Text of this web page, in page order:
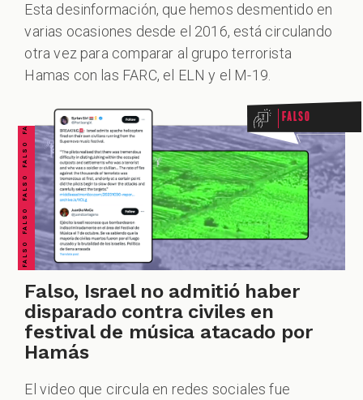
Esta desinformación, que hemos desmentido en
varias ocasiones desde el 2016, está circulando
otra vez para comparar al grupo terrorista
Hamas con las FARC, el ELN y el M-19.
FALSO FALSO FALSO FALSO FALSO FALSO FALSO Falso
Falso, Israel no admitió haber
disparado contra civiles en
festival de música atacado por
Hamás
El video que circula en redes sociales fue